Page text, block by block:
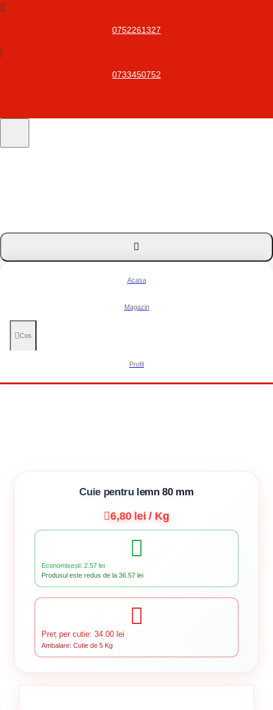
0752261327
0733450752
Acasa
Magazin
Cos
Profil
Cuie pentru lemn 80 mm
6,80 lei / Kg
Economisești: 2.57 lei
Produsul este redus de la 36.57 lei
Preț per cutie: 34.00 lei
Ambalare: Cutie de 5 Kg